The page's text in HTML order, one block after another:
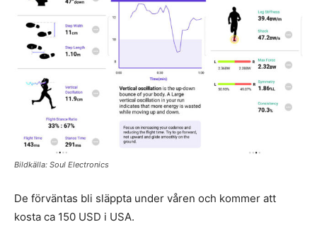
Bildkälla: Soul Electronics
De förväntas bli släppta under våren och kommer att
kosta ca 150 USD i USA.